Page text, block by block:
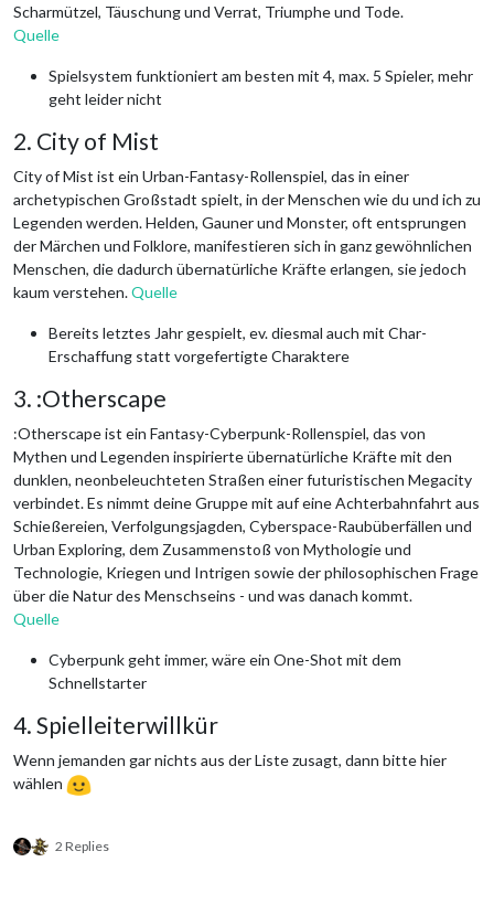
Scharmützel, Täuschung und Verrat, Triumphe und Tode.
Quelle
Spielsystem funktioniert am besten mit 4, max. 5 Spieler, mehr
geht leider nicht
2. City of Mist
City of Mist ist ein Urban-Fantasy-Rollenspiel, das in einer
archetypischen Großstadt spielt, in der Menschen wie du und ich zu
Legenden werden. Helden, Gauner und Monster, oft entsprungen
der Märchen und Folklore, manifestieren sich in ganz gewöhnlichen
Menschen, die dadurch übernatürliche Kräfte erlangen, sie jedoch
kaum verstehen.Quelle
Bereits letztes Jahr gespielt, ev. diesmal auch mit Char-
Erschaffung statt vorgefertigte Charaktere
3. :Otherscape
:Otherscape ist ein Fantasy-Cyberpunk-Rollenspiel, das von
Mythen und Legenden inspirierte übernatürliche Kräfte mit den
dunklen, neonbeleuchteten Straßen einer futuristischen Megacity
verbindet. Es nimmt deine Gruppe mit auf eine Achterbahnfahrt aus
Schießereien, Verfolgungsjagden, Cyberspace-Raubüberfällen und
Urban Exploring, dem Zusammenstoß von Mythologie und
Technologie, Kriegen und Intrigen sowie der philosophischen Frage
über die Natur des Menschseins - und was danach kommt.
Quelle
Cyberpunk geht immer, wäre ein One-Shot mit dem
Schnellstarter
4. Spielleiterwillkür
Wenn jemanden gar nichts aus der Liste zusagt, dann bitte hier
wählen
2 Replies